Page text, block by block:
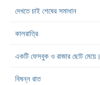
দেখতে চাই শেষের সমাধান
কালরাত্রি
একটি ফেসবুক ও রাজার ছোট মেয়ে।
বিষন্ন রাত